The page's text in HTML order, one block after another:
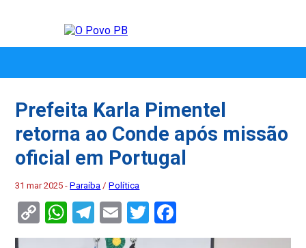
Prefeita Karla Pimentel
retorna ao Conde após missão
oficial em Portugal
31 mar 2025 -Paraíba /Política
Copy
Link
WhatsApp
Telegram
EmailTwitter